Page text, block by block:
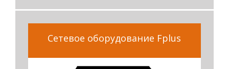
Сетевое оборудование Fplus